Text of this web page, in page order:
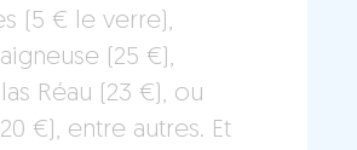
(5 € le verre),
(25 €),
Réau (23 €), ou
€), entre autres. Et